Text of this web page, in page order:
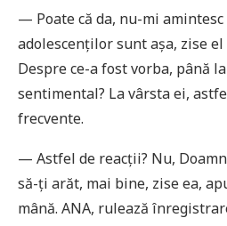
— Poate că da, nu-mi
adolescenților sunt așa, zise
Despre ce-a fost vorba, până
sentimental? La vârsta ei,
frecvente.
— Astfel de reacții? Nu,
să-ți arăt, mai bine, zise ea,
mână. ANA, rulează